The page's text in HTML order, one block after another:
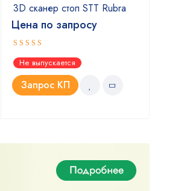
3D сканер стоп STT Rubra
Цена по запросу
Оценка
4.67из 5
Не выпускается
Запрос КП